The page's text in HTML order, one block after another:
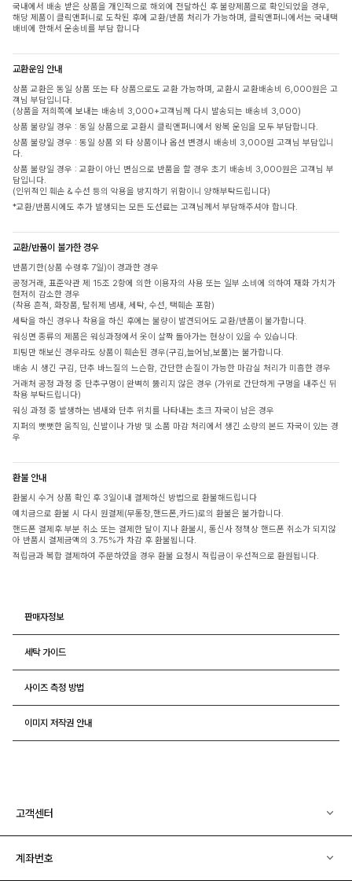
국내에서 배송 받은 상품을 개인적으로 해외에 전달하신 후 불량제품으로 확인되었을 경우,
해당 제품이 클릭앤퍼니로 도착된 후에 교환/반품 처리가 가능하며, 클릭앤퍼니에서는 국내택
배비에 한해서 운송비를 부담 합니다
교환운임 안내
상품 교환은 동일 상품 또는 타 상품으로도 교환 가능하며, 교환시 교환배송비 6,000원은 고
객님 부담입니다.
(상품을 저희쪽에 보내는 배송비 3,000+고객님께 다시 발송되는 배송비 3,000)
상품 불량일 경우 : 동일 상품으로 교환시 클릭앤퍼니에서 왕복 운임을 모두 부담합니다.
상품 불량일 경우 : 동일 상품 외 타 상품이나 옵션 변경시 배송비 3,000원 고객님 부담입니
다.
상품 불량일 경우 : 교환이 아닌 변심으로 반품을 할 경우 초기 배송비 3,000원은 고객님 부
담입니다.
(인위적인 훼손 & 수선 등의 악용을 방지하기 위함이니 양해부탁드립니다)
*교환/반품시에도 추가 발생되는 모든 도선료는 고객님께서 부담해주셔야 합니다.
교환/반품이 불가한 경우
반품기한(상품 수령후 7일)이 경과한 경우
공정거래, 표준약관 제 15조 2항에 의한 이용자의 사용 또는 일부 소비에 의하여 재화 가치가
현저히 감소한 경우
(착용 흔적, 화장품, 탈취제 냄새, 세탁, 수선, 택훼손 포함)
세탁을 하신 경우나 착용을 하신 후에는 불량이 발견되어도 교환/반품이 불가합니다.
워싱면 종류의 제품은 워싱과정에서 옷이 살짝 돌아가는 현상이 있을 수 있습니다.
피팅만 해보신 경우라도 상품이 훼손된 경우(구김,늘어남,보풀)는 불가합니다.
배송 시 생긴 구김, 단추 바느질의 느슨함, 간단한 손질이 가능한 마감실 처리가 미흡한 경우
거래처 공정 과정 중 단추구멍이 완벽히 뚫리지 않은 경우 (가위로 간단하게 구멍을 내주신 뒤
착용 부탁드립니다)
워싱 과정 중 발생하는 냄새와 단추 위치를 나타내는 초크 자국이 남은 경우
지퍼의 뻣뻣한 움직임, 신발이나 가방 및 소품 마감 처리에서 생긴 소량의 본드 자국이 있는 경
우
환불 안내
환불시 수거 상품 확인 후 3일이내 결제하신 방법으로 환불해드립니다
예치금으로 환불 시 다시 원결제(무통장,핸드폰,카드)로의 환불은 불가합니다.
핸드폰 결제후 부분 취소 또는 결제한 달이 지나 환불시, 통신사 정책상 핸드폰 취소가 되지않
아 반품시 결제금액의 3.75%가 차감 후 환불됩니다.
적립금과 복합 결제하여 주문하였을 경우 환불 요청시 적립금이 우선적으로 환원됩니다.
판매자정보
세탁 가이드
사이즈 측정 방법
이미지 저작권 안내
고객센터
계좌번호